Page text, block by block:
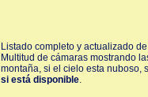
Listado completo y actualizado
Multitud de cámaras mostrando
montaña, si el cielo esta nuboso,
si está disponible.